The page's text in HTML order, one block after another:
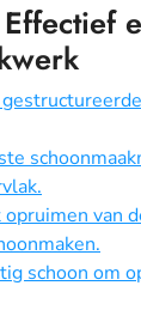
van
schoon om